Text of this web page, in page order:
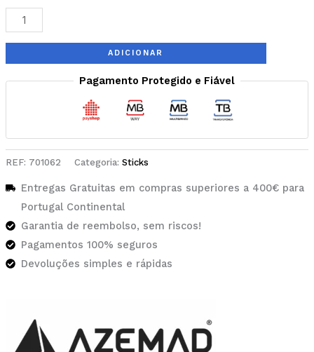
ADICIONAR
Pagamento Protegido e Fiável
REF: 701062 Categoria: Sticks
Entregas Gratuitas em compras superiores a 400€ para
Portugal Continental
Garantia de reembolso, sem riscos!
Pagamentos 100% seguros
Devoluções simples e rápidas